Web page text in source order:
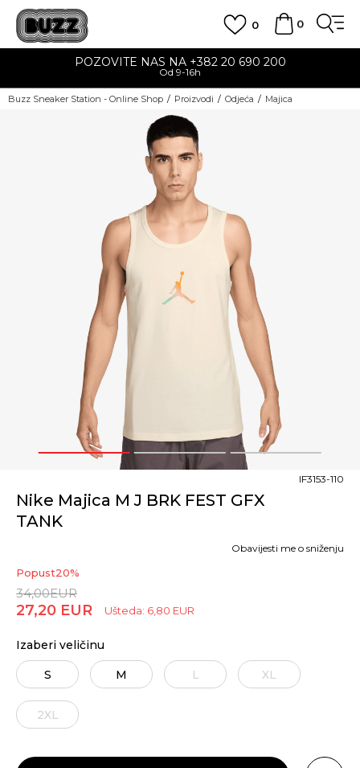
0
0
POZOVITE NAS NA +382 20 690 200
Od 9-16h
Buzz Sneaker Station - Online Shop Proizvodi Odjeća Majica
1 2 3
Nike Majica M J BRK FEST GFX
TANK
IF3153-110
Popust20%
34,00EUR
27,20 EUR Ušteda: 6,80 EUR
Obavijesti me o sniženju
Izaberi veličinu
S M L XL
2XL